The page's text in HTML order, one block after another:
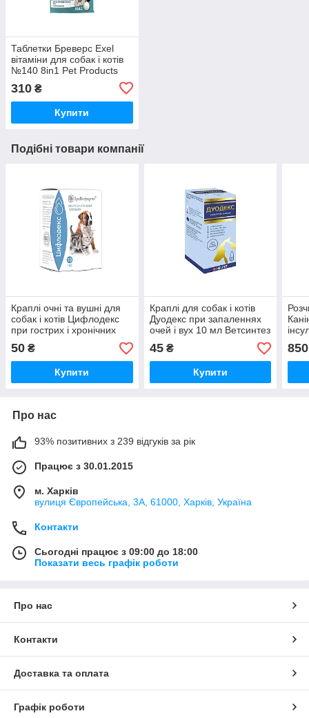
Таблетки Бреверс Exel
вітаміни для собак і котів
№140 8in1 Pet Products
310 ₴
Купити
Подібні товари компанії
Краплі очні та вушні для
собак і котів Цифлодекс
при гострих і хронічних
запаленнях очей і вух 10
мл Бровафарма
50 ₴
Купити
Краплі для собак і котів
Дуодекс при запаленнях
очей і вух 10 мл Ветсинтез
45₴
Купити
850
Про нас
93% позитивних з 239 відгуків за рік
Працює з 30.01.2015
м. Харків
вулиця Європейська, 3А, 61000, Харків, Україна
Контакти
Сьогодні працює з 09:00 до 18:00
Показати весь графік роботи
Про нас
Контакти
Доставка та оплата
Графік роботи